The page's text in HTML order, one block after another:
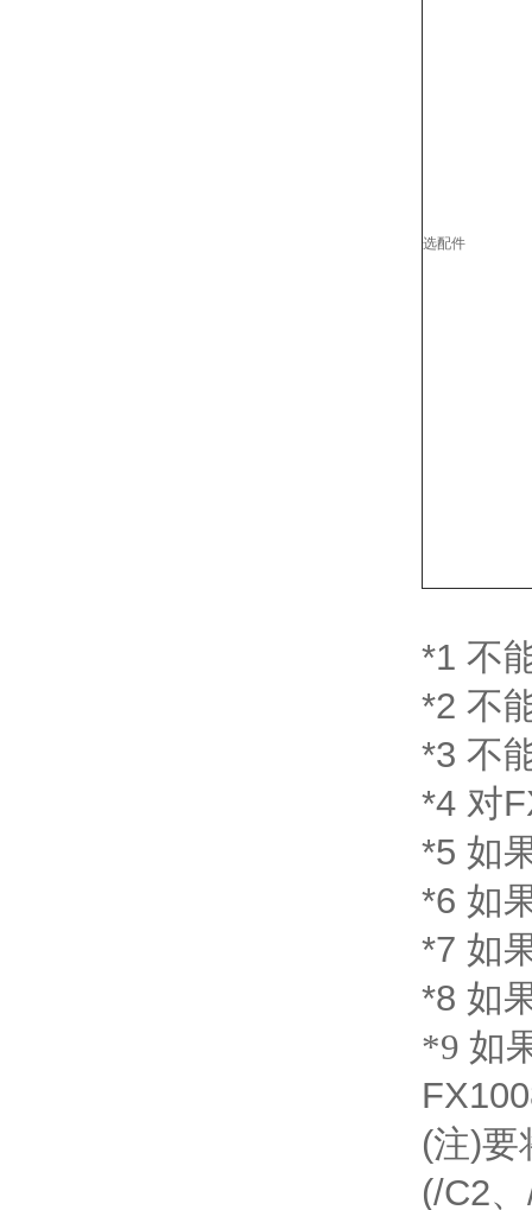
选配件
*1 不
*2 不
*3 不
*4 对
*5 如
*6 如
*7 如
*8 如
*9 如
(注)要
(/C2